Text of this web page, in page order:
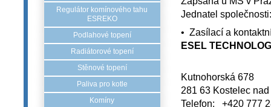
Regulátor komínového tahu
ESREKO
Podlahové topení
Radiátorové topení
Stěnové topení
Paliva pro kotle
Komíny
Jednatel
• Zasílací a
ESEL
Kutnohorská 678
281 63 Kostelec
Telefon: +420 777